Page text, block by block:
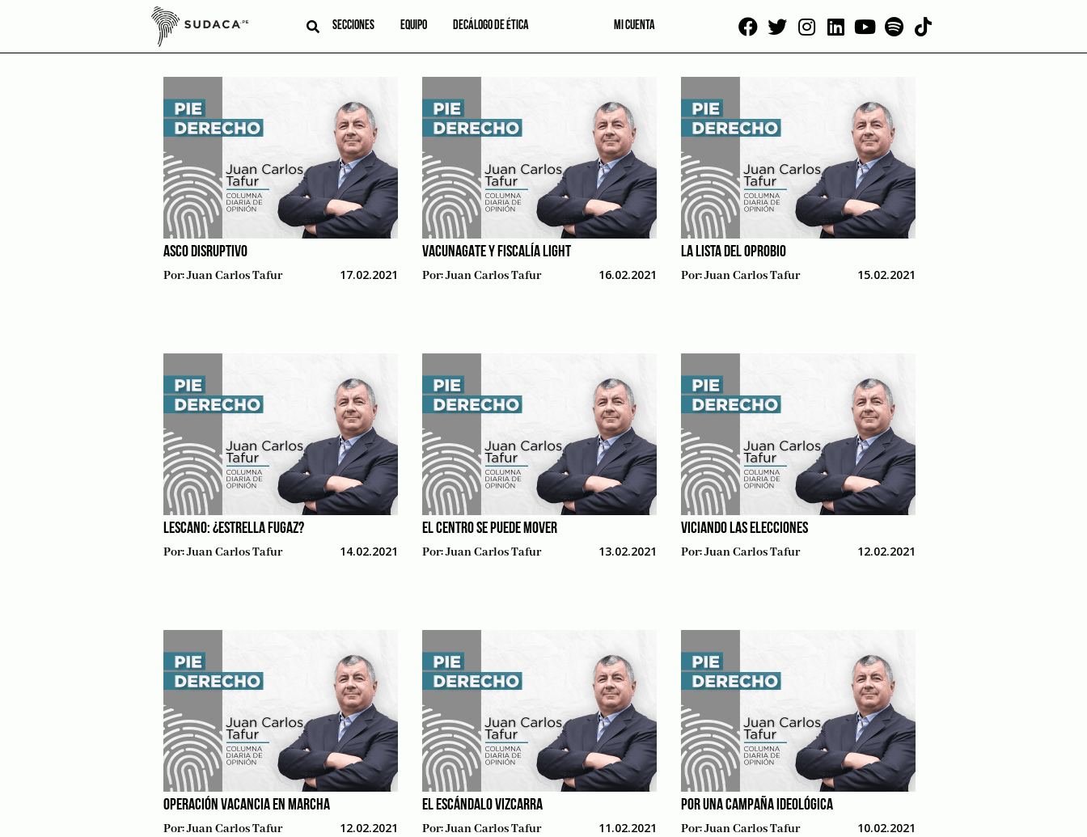
SECCIONES EQUIPO DECÁLOGO DE ÉTICA MI CUENTA
ASCO DISRUPTIVO
Por:Juan Carlos Tafur 17.02.2021
VACUNAGATE Y FISCALÍA LIGHT
Por:Juan Carlos Tafur 16.02.2021
LA LISTA DEL OPROBIO
Por:Juan Carlos Tafur 15.02.2021
LESCANO: ¿ESTRELLA FUGAZ?
Por:Juan Carlos Tafur 14.02.2021
EL CENTRO SE PUEDE MOVER
Por:Juan Carlos Tafur 13.02.2021
VICIANDO LAS ELECCIONES
Por:Juan Carlos Tafur 12.02.2021
OPERACIÓN VACANCIA EN MARCHA
Por:Juan Carlos Tafur 12.02.2021
EL ESCÁNDALO VIZCARRA
Por:Juan Carlos Tafur 11.02.2021
POR UNA CAMPAÑA IDEOLÓGICA
Por:Juan Carlos Tafur 10.02.2021